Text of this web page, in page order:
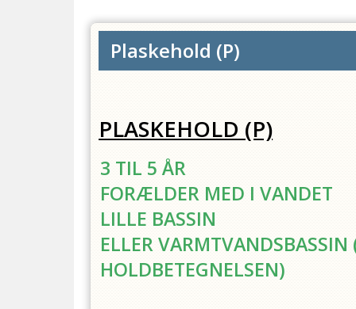
Plaskehold (P)
PLASKEHOLD (P)
3 TIL 5 ÅR
FORÆLDER MED I VANDET
LILLE BASSIN
ELLER
HOLDBETEGNELSEN)